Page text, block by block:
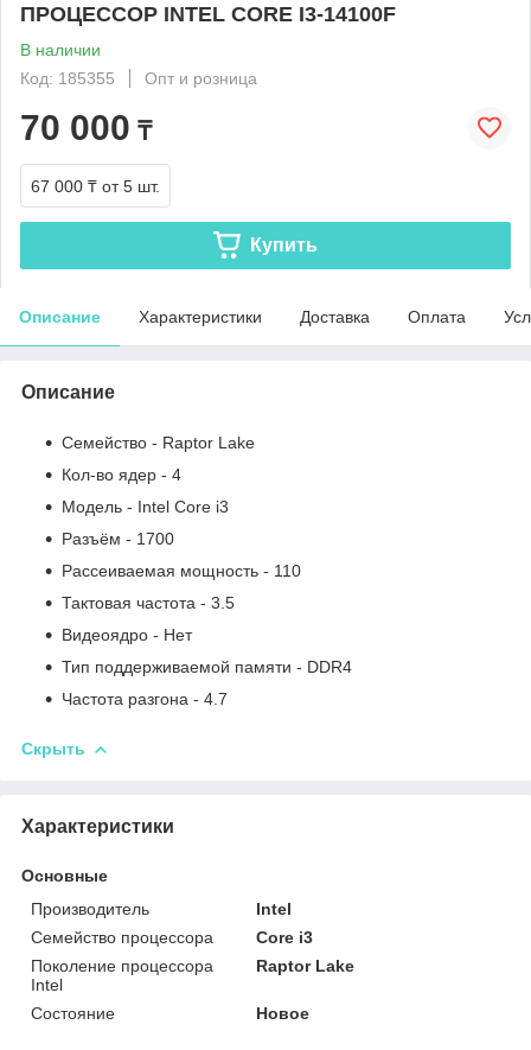
ПРОЦЕССОР INTEL СORE I3-14100F
В наличии
Код: 185355
Опт и розница
70 000 ₸
67 000 ₸ от 5 шт.
Купить
Описание Характеристики Доставка Оплата
Описание
Семейство - Raptor Lake
Кол-во ядер - 4
Модель - Intel Core i3
Разъём - 1700
Рассеиваемая мощность - 110
Тактовая частота - 3.5
Видеоядро - Нет
Тип поддерживаемой памяти - DDR4
Частота разгона - 4.7
Скрыть
Характеристики
Основные
Производитель
Intel
Семейство процессора
Core i3
Поколение процессора
Intel
Raptor Lake
Состояние Новое